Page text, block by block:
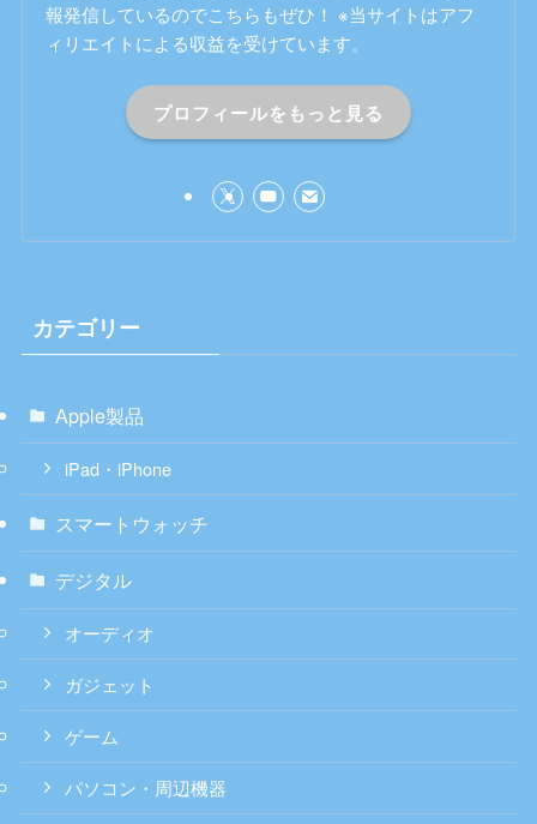
報発信しているのでこちらもぜひ！ ※当サイトはアフ
ィリエイトによる収益を受けています。
プロフィールをもっと見る
カテゴリー
Apple製品
iPad・iPhone
スマートウォッチ
デジタル
オーディオ
ガジェット
ゲーム
パソコン・周辺機器